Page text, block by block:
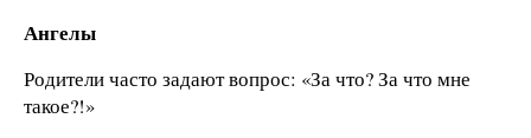
Ангелы
Родители часто задают вопрос: «За что? За что мне
такое?!»